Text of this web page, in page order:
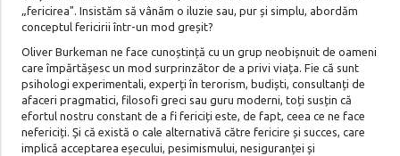
„fericirea". Insistăm să vânăm o iluzie sau, pur și simplu, abordăm
conceptul fericirii într-un mod greșit?
Oliver Burkeman ne face cunoștință cu un grup neobișnuit de oameni
care împărtășesc un mod surprinzător de a privi viața. Fie că sunt
psihologi experimentali, experți în terorism, budiști, consultanți de
afaceri pragmatici, filosofi greci sau guru moderni, toți susțin că
efortul nostru constant de a fi fericiți este, de fapt, ceea ce ne face
nefericiți. Și că există o cale alternativă către fericire și succes, care
implică acceptarea eșecului, pesimismului, nesiguranței și